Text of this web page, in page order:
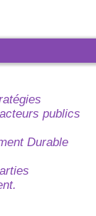
publics
Durable